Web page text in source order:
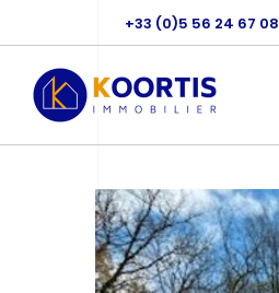
+33 (0)5 56 24 67 08